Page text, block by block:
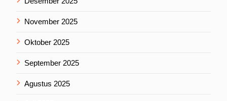
November 2025
Oktober 2025
September 2025
Agustus 2025